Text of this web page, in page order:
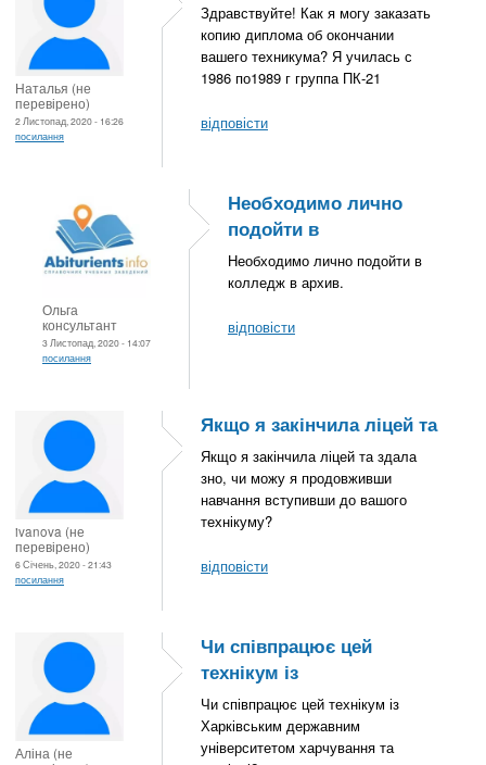
Наталья (не
перевірено)
2 Листопад, 2020 - 16:26
посилання
Здравствуйте! Как я могу заказать
копию диплома об окончании
вашего техникума? Я училась с
1986 по1989 г группа ПК-21
відповісти
Ольга
консультант
3 Листопад, 2020 - 14:07
посилання
Необходимо лично
подойти в
Необходимо лично подойти в
колледж в архив.
відповісти
ivanova (не
перевірено)
6 Січень, 2020 - 21:43
посилання
Якщо я закінчила ліцей та
Якщо я закінчила ліцей та здала
зно, чи можу я продовживши
навчання вступивши до вашого
технікуму?
відповісти
Аліна (не
Чи співпрацює цей
технікум із
Чи співпрацює цей технікум із
Харківським державним
університетом харчування та